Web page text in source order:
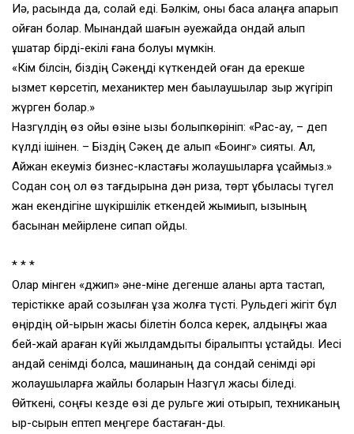
Иә, расында да, солай еді. Бәлкім, оны басқа алаңға апарып
қойған болар. Мынандай шағын әуежайда ондай алып
ұшақтар бірді-екілі ғана болуы мүмкін.
«Кім білсін, біздің Сәкеңді күткендей оған да ерекше
қызмет көрсетіп, механиктер мен бақылаушылар зыр жүгіріп
жүрген болар.»
Назгүлдің өз ойы өзіне қызық болыпкөрініп: «Рас-ау, – деп
күлді ішінен. – Біздің Сәкең де алып «Боинг» сияқты. Ал,
Айжан екеуміз бизнес-кластағы жолаушыларға ұқсаймыз.»
Содан соң ол өз тағдырына дән риза, төрт құбыласы түгел
жан екендігіне шүкіршілік еткендей жымиып, қызының
басынан мейірлене сипап қойды.
* * *
Олар мінген «джип» әне-міне дегенше қаланы артқа тастап,
терістікке қарай созылған ұзақ жолға түсті. Рульдегі жігіт бұл
өңірдің ой-қырын жақсы білетін болса керек, алдыңғы жаққа
бей-жай қараған күйі жылдамдықты бірқалыпты ұстайды. Иесі
қандай сенімді болса, машинаның да сондай сенімді әрі
жолаушыларға жайлы боларын Назгүл жақсы біледі.
Өйткені, соңғы кезде өзі де рульге жиі отырып, техниканың
қыр-сырын ептеп меңгере бастаған-ды.